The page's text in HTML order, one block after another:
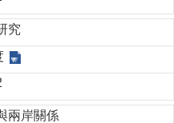
究
兩岸關係